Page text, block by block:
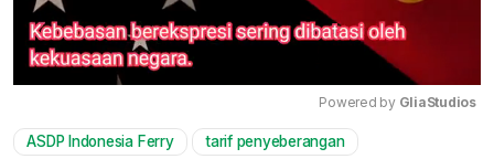
Powered by GliaStudios
ASDP Indonesia Ferry tarif penyeberangan